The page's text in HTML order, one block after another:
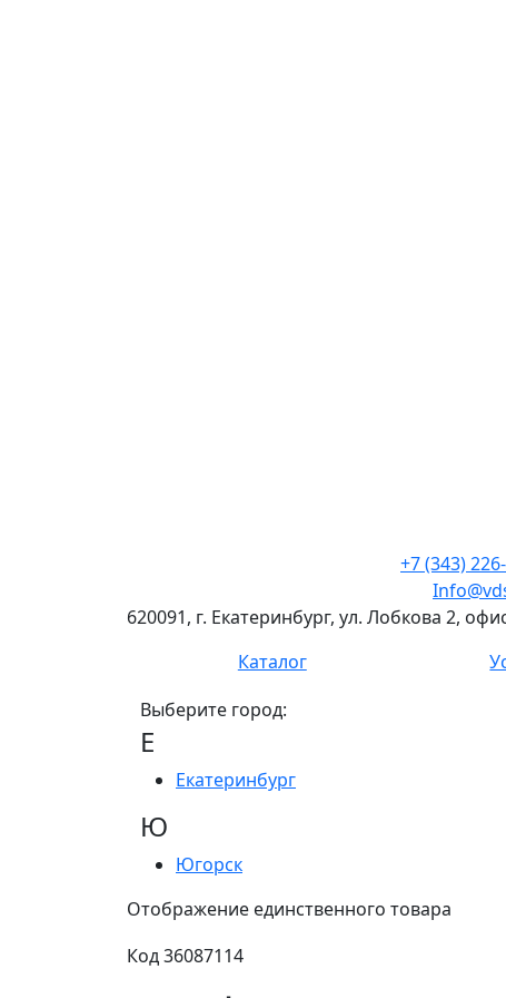
+7 (343)
620091, г. Екатеринбург, ул. Лобкова 2,
Каталог
Выберите город:
Е
Екатеринбург
Ю
Югорск
Отображение единственного товара
Код 36087114